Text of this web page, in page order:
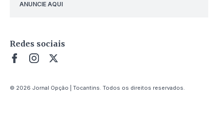
ANUNCIE AQUI
Redes sociais
© 2026 Jornal Opção | Tocantins. Todos os direitos reservados.